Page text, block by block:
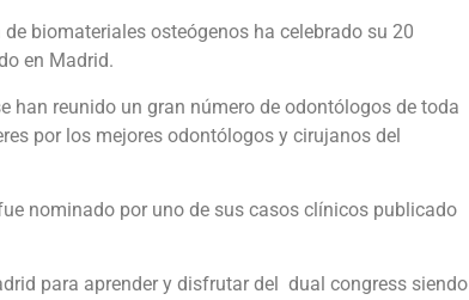
biomateriales osteógenos ha celebrado su 20
en Madrid.
han reunido un gran número de odontólogos de toda
por los mejores odontólogos y cirujanos del
nominado por uno de sus casos clínicos publicado
para aprender y disfrutar del dual congress siendo